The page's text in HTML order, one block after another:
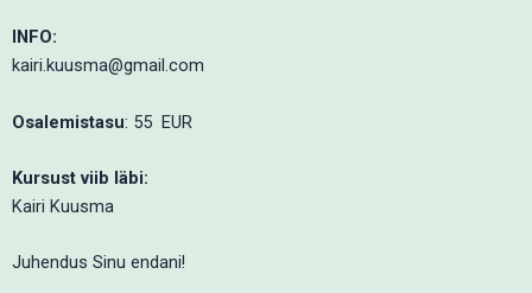
INFO:
kairi.kuusma@gmail.com
Osalemistasu: 55 EUR
Kursust viib läbi:
Kairi Kuusma
Juhendus Sinu endani!